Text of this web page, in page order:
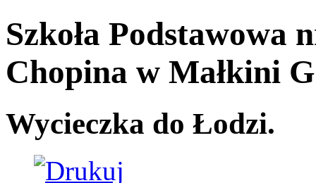
Szkoła Podstawowa
Chopina w Małkini
Wycieczka do Łodzi.